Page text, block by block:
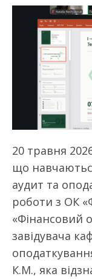
20 травня
що
аудит та
роботи з ОК
«Фінансовий
завідувача
К.М., яка